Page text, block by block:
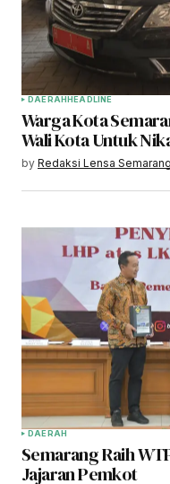
DAERAHHEADLINE
Warga Kota
Wali Kota Untuk
by Redaksi Lensa Semarang
DAERAH
Semarang Raih
Jajaran Pemkot